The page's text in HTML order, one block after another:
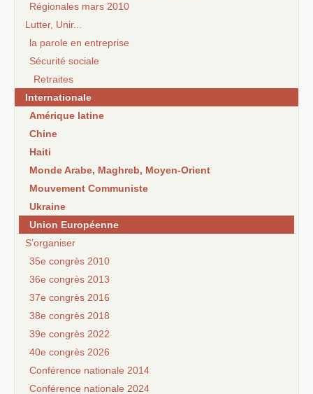
Régionales mars 2010
Lutter, Unir...
la parole en entreprise
Sécurité sociale
Retraites
Internationale
Amérique latine
Chine
Haiti
Monde Arabe, Maghreb, Moyen-Orient
Mouvement Communiste
Ukraine
Union Européenne
S’organiser
35e congrès 2010
36e congrès 2013
37e congrès 2016
38e congrès 2018
39e congrès 2022
40e congrès 2026
Conférence nationale 2014
Conférence nationale 2024